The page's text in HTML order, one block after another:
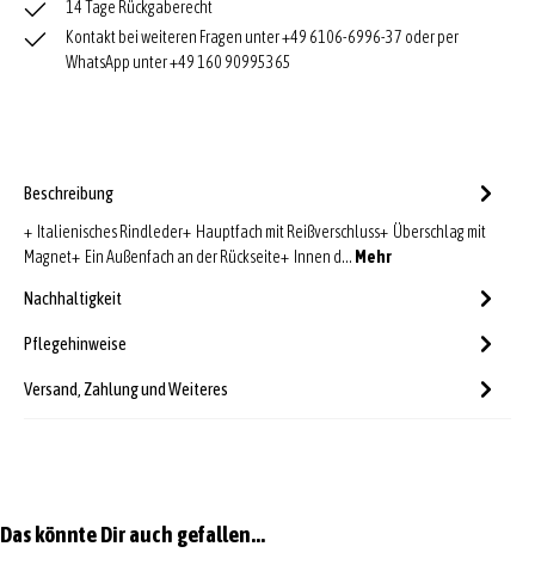
14 Tage Rückgaberecht
Kontakt bei weiteren Fragen unter +49 6106-6996-37 oder per
WhatsApp unter +49 160 90995365
Beschreibung
+ Italienisches Rindleder+ Hauptfach mit Reißverschluss+ Überschlag mit
Magnet+ Ein Außenfach an der Rückseite+ Innen d… Mehr
Nachhaltigkeit
Pflegehinweise
Versand, Zahlung und Weiteres
Produktgalerie überspringen
Das könnte Dir auch gefallen...